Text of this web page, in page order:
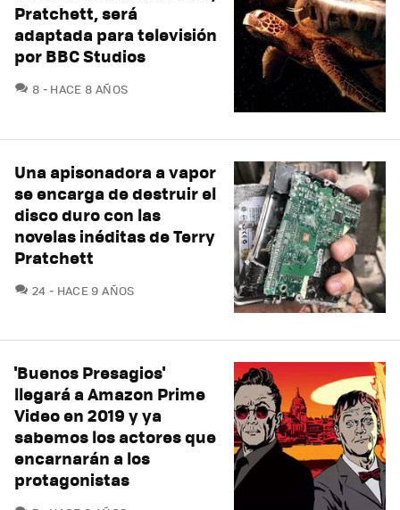
Pratchett, será
adaptada para televisión
por BBC Studios
8 COMENTARIOS
HACE 8 AÑOS
Una apisonadora a vapor
se encarga de destruir el
disco duro con las
novelas inéditas de Terry
Pratchett
24 COMENTARIOS
HACE 9 AÑOS
'Buenos Presagios'
llegará a Amazon Prime
Video en 2019 y ya
sabemos los actores que
encarnarán a los
protagonistas